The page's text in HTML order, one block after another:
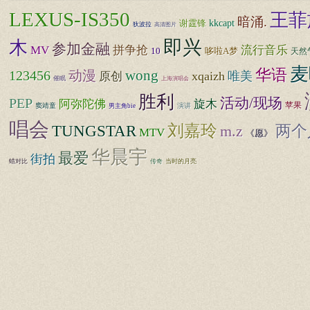
LEXUS-IS350 狄波拉 高清图片 谢霆锋 kkcapt 暗涌. 王
木 MV 参加金融 拼争抢 10 即兴 哆啦A梦 流行音乐 天然
123456 催眠 动漫 原创 wong 上海演唱会 xqaizh 唯美 华语
PEP 窦靖童 阿弥陀佛 男主角bie 胜利 演讲 旋木 活动/现场 苹果
唱会TUNGSTAR MTV 刘嘉玲m.z 《愿》 两
蜡对比 街拍 最爱华晨宇 传奇 当时的月亮